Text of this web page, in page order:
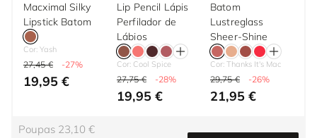
Macximal Silky
Lipstick Batom
Cor: Yash
27,45 € -27%
19,95 €
Lip Pencil Lápis
Perfilador de
Lábios
Cor: Cool Spice
27,75 € -28%
19,95 €
Batom
Lustreglass
Sheer-Shine
Cor: Thanks It's Mac
29,75 € -26%
21,95 €
Poupas 23,10 €